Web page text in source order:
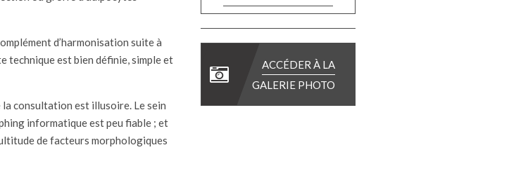
d’harmonisation suite à
technique est bien définie, simple et
consultation est illusoire. Le sein
informatique est peu fiable ; et
de facteurs morphologiques
ACCÉDER À LA
GALERIE PHOTO